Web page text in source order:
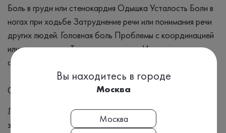
Боль в груди или стенокардия Одышка Усталость Боли в
ногах при ходьбе Затруднение речи или понимания речи
других людей. Головная боль Проблемы с координацией
или равновесием Тошнота или рвота Изменения в
сознании, такие как обмороки, сонливость или кома
Синонимы
ЛПВП, "Хороший" холестерин, Сосудистые
заболевания, Ишемическая болезнь сердца, Инсульт,
Вы находитесь в городе
Москва
Москва